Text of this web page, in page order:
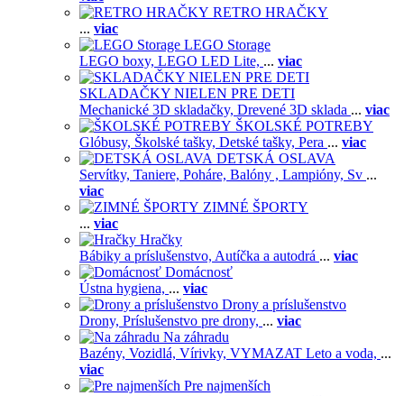
RETRO HRAČKY
... viac
LEGO Storage
LEGO boxy, LEGO LED Lite, ... viac
SKLADAČKY NIELEN PRE DETI
Mechanické 3D skladačky, Drevené 3D sklada ... viac
ŠKOLSKÉ POTREBY
Glóbusy, Školské tašky, Detské tašky, Pera ... viac
DETSKÁ OSLAVA
Servítky, Taniere, Poháre, Balóny , Lampióny, Sv ...
viac
ZIMNÉ ŠPORTY
... viac
Hračky
Bábiky a príslušenstvo, Autíčka a autodrá ... viac
Domácnosť
Ústna hygiena, ... viac
Drony a príslušenstvo
Drony, Príslušenstvo pre drony, ... viac
Na záhradu
Bazény, Vozidlá, Vírivky, VYMAZAT Leto a voda, ...
viac
Pre najmenších